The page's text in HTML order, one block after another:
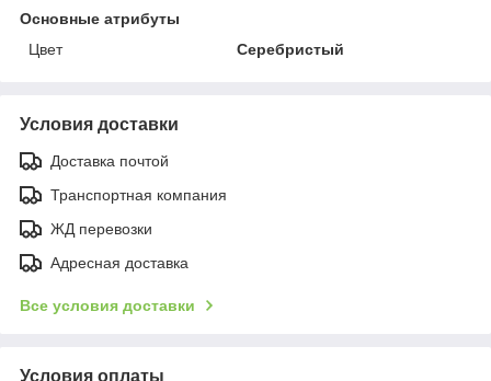
Основные атрибуты
Цвет
Серебристый
Условия доставки
Доставка почтой
Транспортная компания
ЖД перевозки
Адресная доставка
Все условия доставки
Условия оплаты